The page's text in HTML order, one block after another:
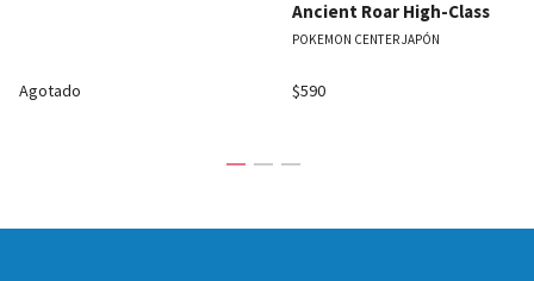
Agotado
Ancient Roar High-Class
POKEMON CENTER JAPÓN
$590